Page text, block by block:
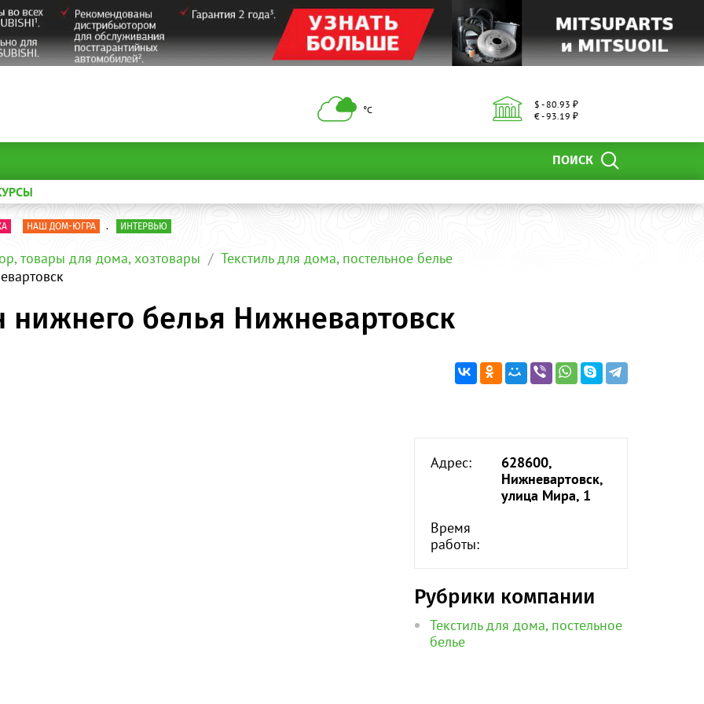
°С
$ - 80.93 ₽
€ - 93.19 ₽
ПОИСК
НАШ ДОМ-ЮГРА . ИНТЕРВЬЮ
товары для дома, хозтовары
Текстиль для дома, постельное белье
нижнего белья Нижневартовск
Адрес:
628600,
Нижневартовск,
улица Мира, 1
Время
работы:
Рубрики компании
Текстиль для дома, постельное
белье